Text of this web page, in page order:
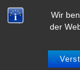
Wir
der